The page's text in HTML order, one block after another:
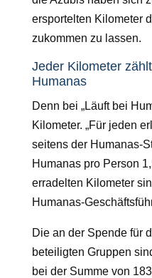
ersportelten Kilometer
zukommen zu lassen.
Jeder Kilometer
Humanas
Denn bei „Läuft bei
Kilometer. „Für jeden
seitens der Humanas-
Humanas pro Person
erradelten Kilometer
Humanas-
Die an der Spende für
beteiligten Gruppen
bei der Summe von